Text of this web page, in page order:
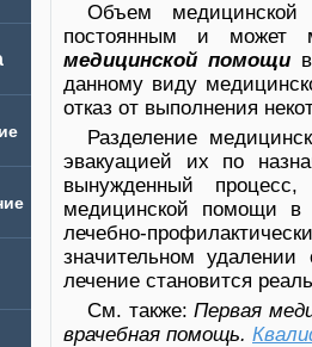
Объем
постоянным и может
медицинской помощи
данному виду
отказ от выполнения
Разделение
эвакуацией их по
вынужденный процесс,
медицинской помощи в
лечебно-
значительном
лечение становится
См. также:Первая
врачебная помощь.